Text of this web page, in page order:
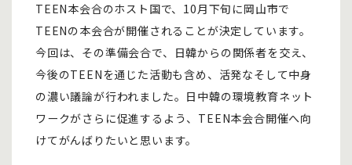
TEEN本会合のホスト国で、10月下旬に岡山市で
TEENの本会合が開催されることが決定しています。
今回は、その準備会合で、日韓からの関係者を交え、
今後のTEENを通じた活動も含め、活発なそして中身
の濃い議論が行われました。日中韓の環境教育ネット
ワークがさらに促進するよう、TEEN本会合開催へ向
けてがんばりたいと思います。